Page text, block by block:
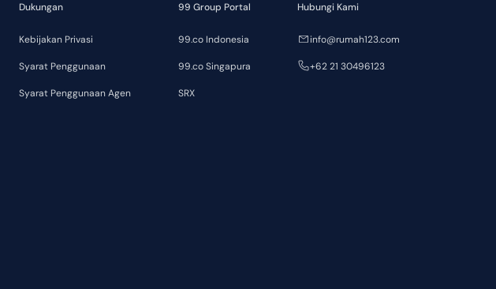
Dukungan
Kebijakan Privasi
Syarat Penggunaan
Syarat Penggunaan Agen
99 Group Portal
99.co Indonesia
99.co Singapura
SRX
Hubungi Kami
info@rumah123.com
+62 21 30496123